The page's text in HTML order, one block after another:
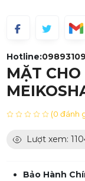
Hotline:
MẶT
(0 đánh
Lượt xem:
Bảo Hành